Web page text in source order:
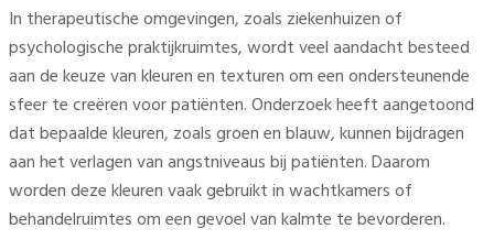
In therapeutische omgevingen, zoals ziekenhuizen of
psychologische praktijkruimtes, wordt veel aandacht besteed
aan de keuze van kleuren en texturen om een ondersteunende
sfeer te creëren voor patiënten. Onderzoek heeft aangetoond
dat bepaalde kleuren, zoals groen en blauw, kunnen bijdragen
aan het verlagen van angstniveaus bij patiënten. Daarom
worden deze kleuren vaak gebruikt in wachtkamers of
behandelruimtes om een gevoel van kalmte te bevorderen.